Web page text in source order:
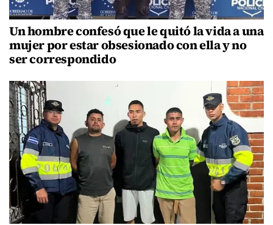
Un hombre confesó que le quitó la vida a una
mujer por estar obsesionado con ella y no
ser correspondido